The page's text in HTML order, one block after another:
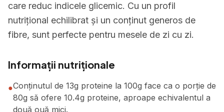
care reduc indicele glicemic. Cu un profil
nutrițional echilibrat și un conținut generos de
fibre, sunt perfecte pentru mesele de zi cu zi.
Informații nutriționale
●Conținutul de 13g proteine la 100g face ca o porție de
80g să ofere 10.4g proteine, aproape echivalentul a
două ouă mici.